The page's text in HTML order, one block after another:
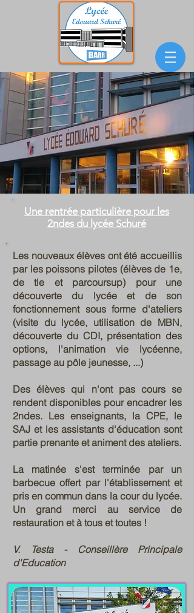
Une rentrée particulière pour les
2ndes du lycée Schuré
Les nouveaux élèves ont été accueillis
par les poissons pilotes (élèves de 1e,
de tle et parcoursup) pour une
découverte du lycée et de son
fonctionnement sous forme d'ateliers
(visite du lycée, utilisation de MBN,
découverte du CDI, présentation des
options, l'animation vie lycéenne,
passage au pôle jeunesse, ...)
Des élèves qui n'ont pas cours se
rendent disponibles pour encadrer les
2ndes. Les enseignants, la CPE, le
SAJ et les assistants d'éducation sont
partie prenante et animent des ateliers.
La matinée s'est terminée par un
barbecue offert par l'établissement et
pris en commun dans la cour du lycée.
Un grand merci au service de
restauration et à tous et toutes !
V. Testa - Conseillère Principale
d'Education